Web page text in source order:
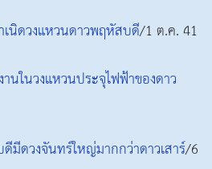
นิดวงแหวนดาวพฤหัสบดี/1 ต.ค. 41
นในวงแหวนประจุไฟฟ้าของดาว
มีดวงจันทร์ใหญ่มากกว่าดาวเสาร์/6